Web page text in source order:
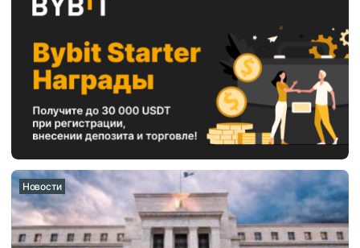
Новости